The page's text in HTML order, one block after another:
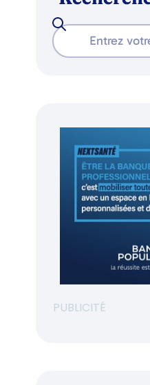
PUBLICITÉ